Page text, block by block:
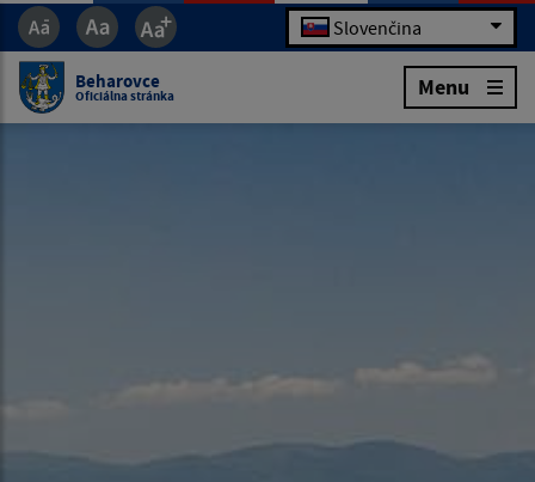
Slovenčina
Beharovce
Oficiálna stránka Menu